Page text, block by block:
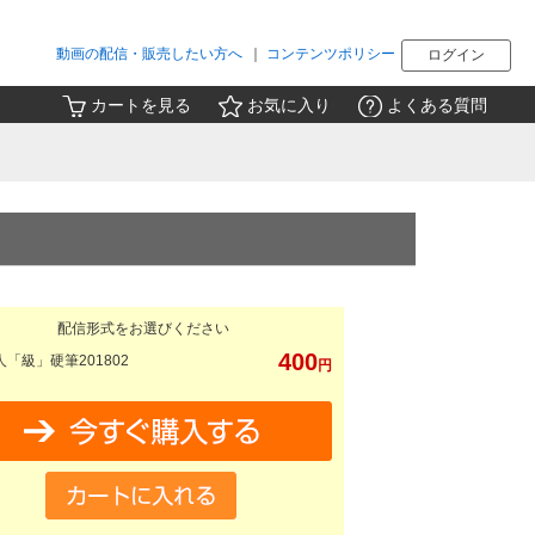
ログイン
コンテンツポリシー
動画の配信・販売したい方へ
カートを見る お気に入り よくある質問
配信形式をお選びください
400円
「級」硬筆201802